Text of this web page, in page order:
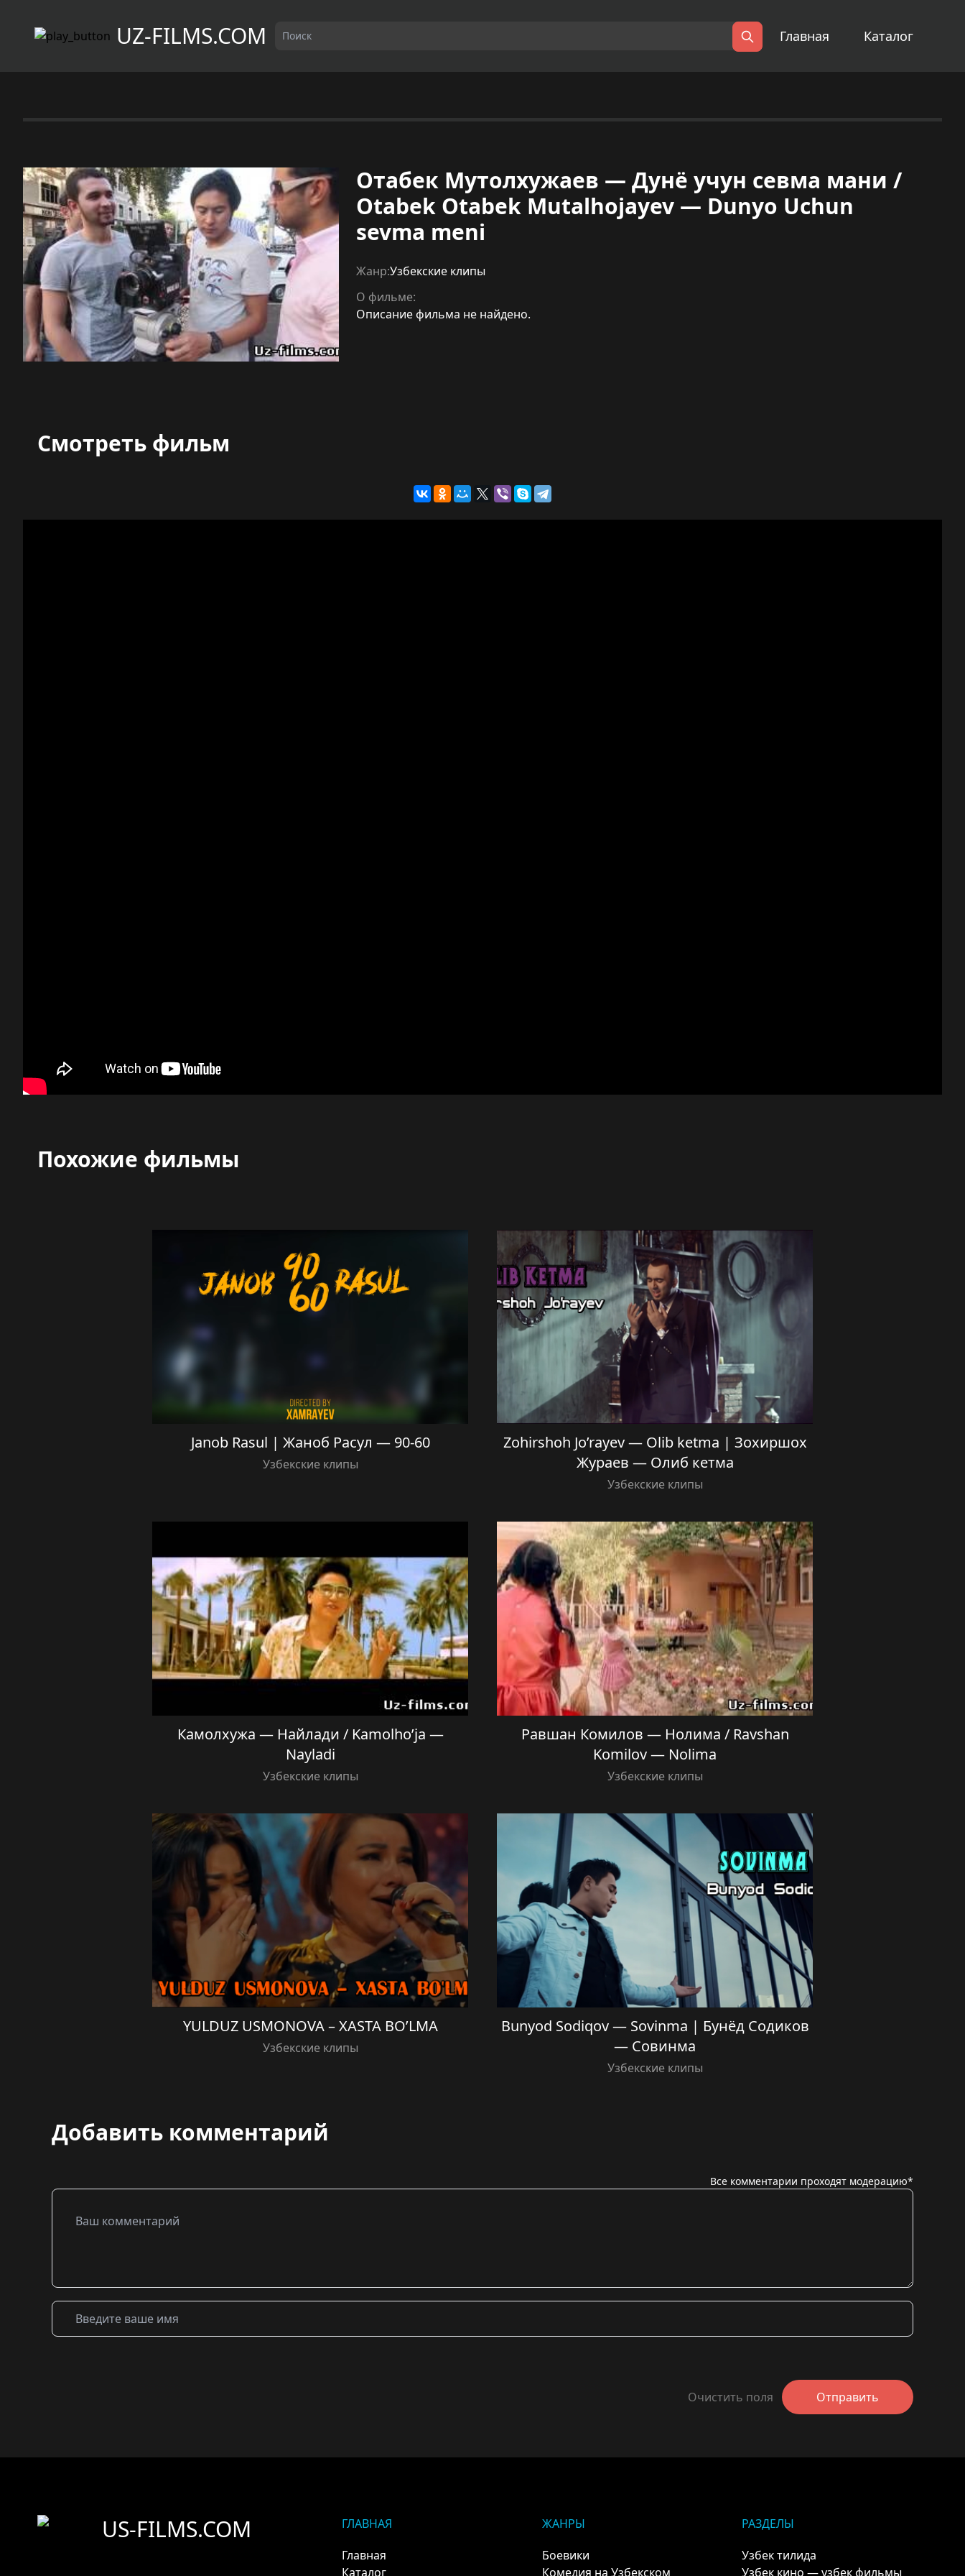
UZ-FILMS.COM Поиск
Главная Каталог
Отабек Мутолхужаев — Дунё учун севма мани /
Otabek Otabek Mutalhojayev — Dunyo Uchun
sevma meni
Жанр:Узбекские клипы
О фильме:
Описание фильма не найдено.
Смотреть фильм
Похожие фильмы
Janob Rasul | Жаноб Расул — 90-60
Узбекские клипы
Zohirshoh Jo’rayev — Olib ketma | Зохиршох
Жураев — Олиб кетма
Узбекские клипы
Камолхужа — Найлади / Kamolho’ja —
Nayladi
Узбекские клипы
Равшан Комилов — Нолима / Ravshan
Komilov — Nolima
Узбекские клипы
YULDUZ USMONOVA – XASTA BO’LMA
Узбекские клипы
Bunyod Sodiqov — Sovinma | Бунёд Содиков
— Совинма
Узбекские клипы
Добавить комментарий
Все комментарии проходят модерацию*
Очистить поля Отправить
US-FILMS.COM
ГЛАВНАЯ
Главная
Каталог
ЖАНРЫ
Боевики
Комедия на Узбекском
РАЗДЕЛЫ
Узбек тилида
Узбек кино — узбек фильмы